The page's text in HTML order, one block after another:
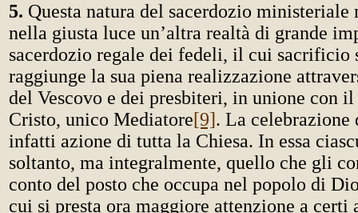
5. Questa natura del sacerdozio ministeriale
nella giusta luce un’altra realtà di grande
sacerdozio regale dei fedeli, il cui sacrificio
raggiunge la sua piena realizzazione
del Vescovo e dei presbiteri, in unione con
Cristo, unico Mediatore[9]. La celebrazione
infatti azione di tutta la Chiesa. In essa
soltanto, ma integralmente, quello che gli
conto del posto che occupa nel popolo di
cui si presta ora maggiore attenzione a certi